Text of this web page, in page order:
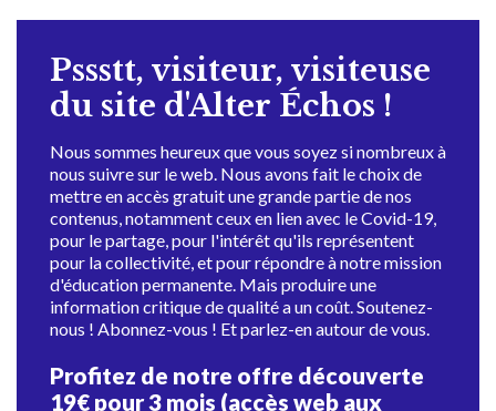
Pssstt, visiteur, visiteuse
du site d'Alter Échos !
Nous sommes heureux que vous soyez si nombreux à
nous suivre sur le web. Nous avons fait le choix de
mettre en accès gratuit une grande partie de nos
contenus, notamment ceux en lien avec le Covid-19,
pour le partage, pour l'intérêt qu'ils représentent
pour la collectivité, et pour répondre à notre mission
d'éducation permanente. Mais produire une
information critique de qualité a un coût. Soutenez-
nous ! Abonnez-vous ! Et parlez-en autour de vous.
Profitez de notre offre découverte
19€ pour 3 mois (accès web aux